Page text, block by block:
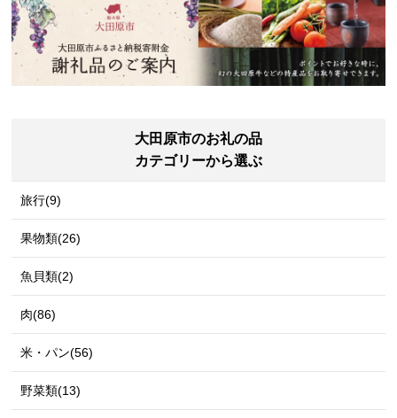
大田原市のお礼の品
カテゴリーから選ぶ
旅行(9)
果物類(26)
魚貝類(2)
肉(86)
米・パン(56)
野菜類(13)